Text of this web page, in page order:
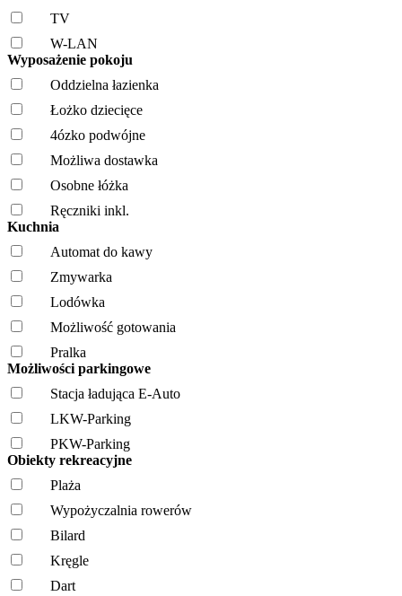
TV
W-LAN
Wyposażenie pokoju
Oddzielna łazienka
Łożko dziecięce
4ózko podwójne
Możliwa dostawka
Osobne łóżka
Ręczniki inkl.
Kuchnia
Automat do kawy
Zmywarka
Lodówka
Możliwość gotowania
Pralka
Możliwości parkingowe
Stacja ładująca E-Auto
LKW-Parking
PKW-Parking
Obiekty rekreacyjne
Plaża
Wypożyczalnia rowerów
Bilard
Kręgle
Dart